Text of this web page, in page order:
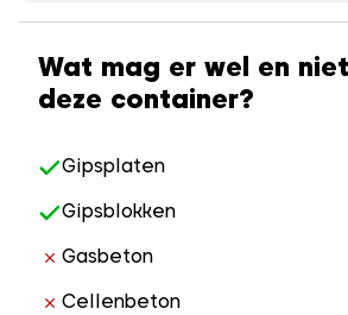
Wat mag er wel en
deze container?
Gipsplaten
Gipsblokken
Gasbeton
Cellenbeton